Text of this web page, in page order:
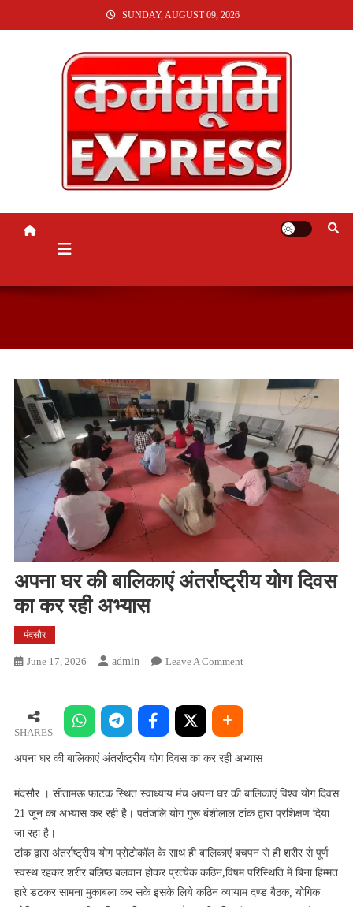
TO
SUNDAY, AUGUST 09, 2026
KARMABHUMI EXPRESS
अपना घर की बालिकाएं अंतर्राष्ट्रीय योग दिवस
का कर रही अभ्यास
मंदसौर
June 17, 2026 Admin Leave A CommentOn
की
बालिकाएं
दिवस
का
अभ्यास
SHARES
अपना घर की बालिकाएं अंतर्राष्ट्रीय योग दिवस का कर रही अभ्यास
मंदसौर । सीतामऊ फाटक स्थित स्वाध्याय मंच अपना घर की बालिकाएं विश्व योग दिवस
21 जून का अभ्यास कर रही है। पतंजलि योग गुरू बंशीलाल टांक द्वारा प्रशिक्षण दिया
जा रहा है।
टांक द्वारा अंतर्राष्ट्रीय योग प्रोटोकॉल के साथ ही बालिकाएं बचपन से ही शरीर से पूर्ण
स्वस्थ रहकर शरीर बलिष्ठ बलवान होकर प्रत्येक कठिन,विषम परिस्थिति में बिना हिम्मत
हारे डटकर सामना मुकाबला कर सके इसके लिये कठिन व्यायाम दण्ड बैठक, योगिक